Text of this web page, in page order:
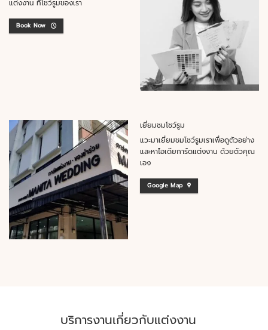
แต่งงาน ที่โชว์รูมของเรา
Book Now
เยี่ยมชมโชว์รูม
แวะมาเยี่ยมชมโชว์รูมเราเพื่อดูตัวอย่าง
และหาไอเดียการ์ดแต่งงาน ด้วยตัวคุณ
เอง
Google Map
บริการงานเกี่ยวกับแต่งงาน